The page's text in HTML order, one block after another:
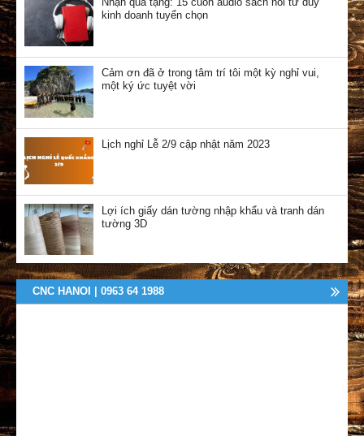
kinh doanh tuyển chọn
Cảm ơn đã ở trong tâm trí tôi một kỳ nghỉ vui,
một ký ức tuyệt vời
Lịch nghỉ Lễ 2/9 cập nhật năm 2023
Lợi ích giấy dán tường nhập khẩu và tranh dán
tường 3D
CNC HANOI | 0963 64 1988